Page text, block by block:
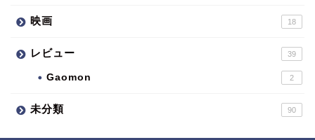
映画 18
レビュー 39
Gaomon 2
未分類 90